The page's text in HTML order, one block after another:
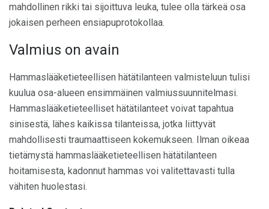
mahdollinen rikki tai sijoittuva leuka, tulee olla tärkeä osa
jokaisen perheen ensiapuprotokollaa.
Valmius on avain
Hammaslääketieteellisen hätätilanteen valmisteluun tulisi
kuulua osa-alueen ensimmäinen valmiussuunnitelmasi.
Hammaslääketieteelliset hätätilanteet voivat tapahtua
sinisestä, lähes kaikissa tilanteissa, jotka liittyvät
mahdollisesti traumaattiseen kokemukseen. Ilman oikeaa
tietämystä hammaslääketieteellisen hätätilanteen
hoitamisesta, kadonnut hammas voi valitettavasti tulla
vähiten huolestasi.